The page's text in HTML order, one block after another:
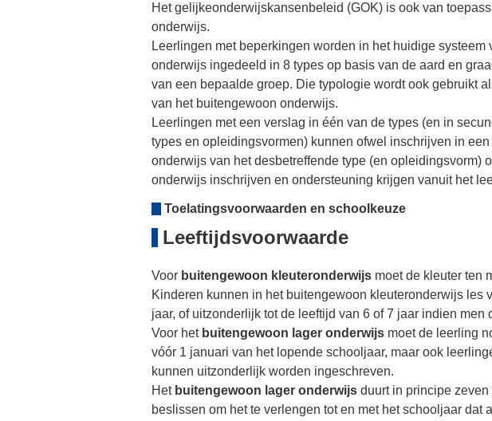
Het gelijkeonderwijskansenbeleid (GOK) is ook van
onderwijs.
Leerlingen met beperkingen worden in het huidige systeem
onderwijs ingedeeld in 8 types op basis van de aard en
van een bepaalde groep. Die typologie wordt ook gebruikt
van het buitengewoon onderwijs.
Leerlingen met een verslag in één van de types (en in
types en opleidingsvormen) kunnen ofwel inschrijven in
onderwijs van het desbetreffende type (en opleidingsvorm)
onderwijs inschrijven en ondersteuning krijgen vanuit het
Toelatingsvoorwaarden en schoolkeuze
Leeftijdsvoorwaarde
Voor buitengewoon kleuteronderwijs moet de kleuter ten
Kinderen kunnen in het buitengewoon kleuteronderwijs les
jaar, of uitzonderlijk tot de leeftijd van 6 of 7 jaar indien men
Voor het buitengewoon lager onderwijs moet de leerling
vóór 1 januari van het lopende schooljaar, maar ook
kunnen uitzonderlijk worden ingeschreven.
Het buitengewoon lager onderwijs duurt in principe
beslissen om het te verlengen tot en met het schooljaar dat